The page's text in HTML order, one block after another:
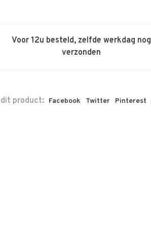
Voor 12u besteld, zelfde werkdag nog
verzonden
product: Facebook Twitter Pinterest